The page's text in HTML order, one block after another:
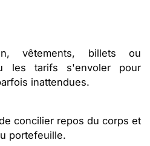
vêtements, billets ou
les tarifs s'envoler pour
inattendues.
concilier repos du corps et
portefeuille.